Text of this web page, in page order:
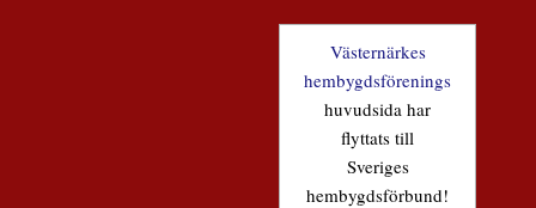
Västernärkes
hembygdsförenings
huvudsida har
flyttats till
Sveriges
hembygdsförbund!